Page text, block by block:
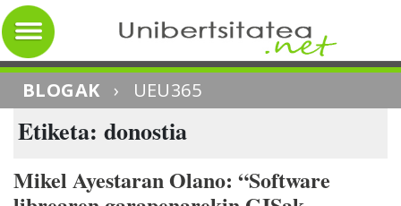
BLOGAK › UEU365
Etiketa: donostia
Mikel Ayestaran Olano: “Software